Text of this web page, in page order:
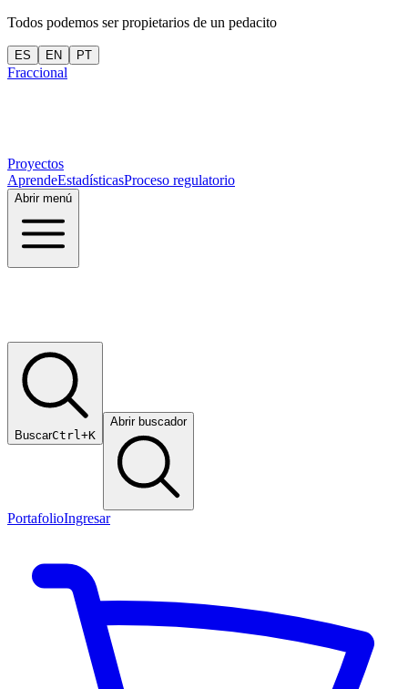
Todos podemos ser propietarios de un pedacito
ES EN PT
Fraccional
Proyectos
AprendeEstadísticasProceso regulatorio
Abrir menú
BuscarCtrl+K
Abrir buscador
PortafolioIngresar